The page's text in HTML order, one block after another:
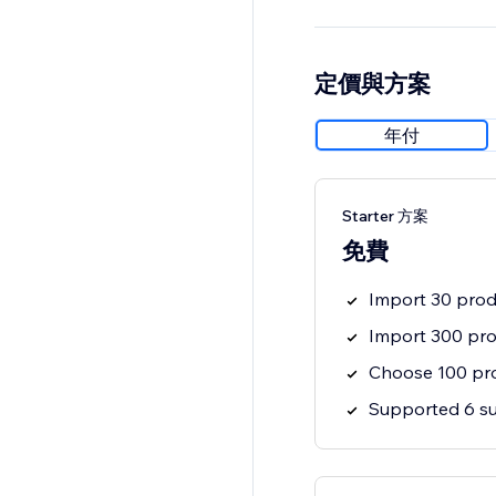
定價與方案
年付
Starter 方案
免費
Import 30
Import 300
Choose 100
Supported 6